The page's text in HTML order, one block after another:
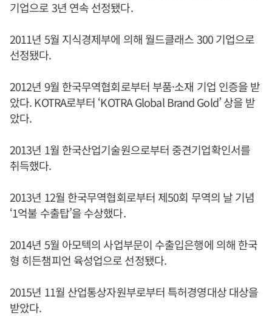
기업으로 3년 연속 선정됐다.
2011년 5월 지식경제부에 의해 월드클래스 300 기업으로
선정됐다.
2012년 9월 한국무역협회로부터 부품·소재 기업 인증을 받
았다. KOTRA로부터 ‘KOTRA Global Brand Gold’ 상을 받
았다.
2013년 1월 한국산업기술원으로부터 중견기업확인서를
취득했다.
2013년 12월 한국무역협회로부터 제50회 무역의 날 기념
‘1억불 수출탑’을 수상했다.
2014년 5월 아모텍의 사업부문이 수출입은행에 의해 한국
형 히든챔피언 육성업으로 선정됐다.
2015년 11월 산업통상자원부로부터 특허경영대상 대상을
받았다.